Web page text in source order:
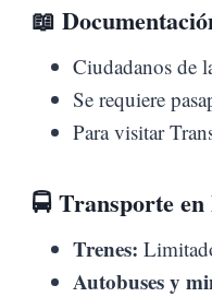
📖
Ciudadanos de
Se requiere
Para visitar
🚍Transporte
Trenes:
Autobuses y